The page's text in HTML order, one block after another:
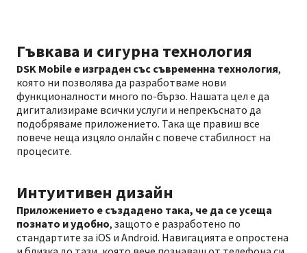
Гъвкава и сигурна технология
DSK Mobile е изграден със съвременна технология,
която ни позволява да разработваме нови
функционалности много по-бързо. Нашата цел е да
дигитализираме всички услуги и непрекъснато да
подобряваме приложението. Така ще правиш все
повече неща изцяло онлайн с повече стабилност на
процесите.
Интуитивен дизайн
Приложението е създадено така, че да се усеща
познато и удобно, защото е разработено по
стандартите за iOS и Android. Навигацията е опростена